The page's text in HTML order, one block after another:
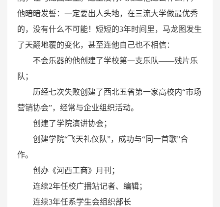
他暗暗发誓：一定要出人头地，在三流大学做最优秀
的，没有什么不可能！短短的3年时间里，马龙图发生
了天翻地覆的变化，甚至连他自己也不相信：
不会乐器的他创建了学校第一支乐队——残片乐
队；
历经七次失败创建了西北五省第一家高校内“市场
营销协会”，经常与企业组织活动。
创建了学院演讲协会；
创建学院“飞天礼仪队”，成功与“同一首歌”合
作。
创办《河西工商》月刊；
连续2年任校广播站记者、编辑；
连续3年任系学生会组织部长